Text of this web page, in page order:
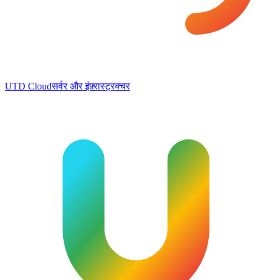
UTD Cloudसर्वर और इंफ़्रास्ट्रक्चर